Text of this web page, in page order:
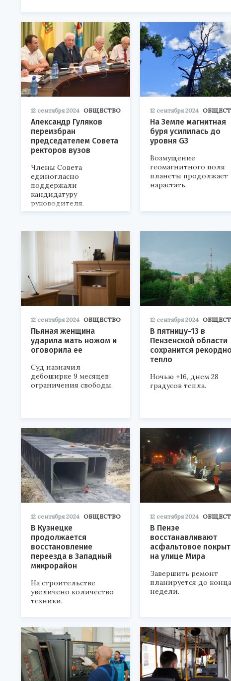
12 сентября 2024 ОБЩЕСТВО
Александр Гуляков
переизбран
председателем Совета
ректоров вузов
Члены Совета
единогласно
поддержали
кандидатуру
руководителя.
12 сентября 2024
На Земле магнитная
буря усилилась до
уровня G3
Возмущение
геомагнитного поля
планеты продолжает
нарастать.
12 сентября 2024 ОБЩЕСТВО
Пьяная женщина
ударила мать ножом и
оговорила ее
Суд назначил
дебоширке 9 месяцев
ограничения свободы.
12 сентября 2024
В пятницу-13 в
Пензенской области
сохранится
тепло
Ночью +16, днем 28
градусов тепла.
12 сентября 2024 ОБЩЕСТВО
В Кузнецке
продолжается
восстановление
переезда в Западный
микрорайон
На строительстве
увеличено количество
техники.
12 сентября 2024
В Пензе
восстанавливают
асфальтовое
на улице Мира
Завершить ремонт
планируется до конца
недели.